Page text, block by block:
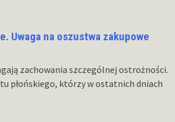
Uwaga na oszustwa zakupowe
zachowania szczególnej ostrożności.
płońskiego, którzy w ostatnich dniach